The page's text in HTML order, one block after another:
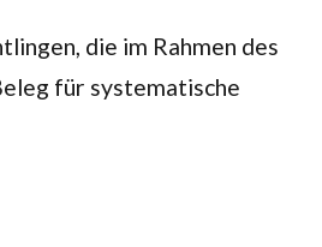
die im Rahmen des
für systematische